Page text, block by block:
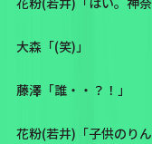
大森「(笑)」
藤澤「誰・・？！」
花粉(若井)「子供のり